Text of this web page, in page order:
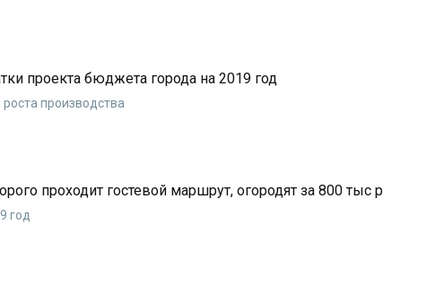
проекта бюджета города на 2019 год
производства
проходит гостевой маршрут, огородят за 800 тыс р
год